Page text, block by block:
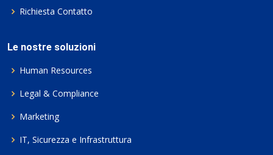
Richiesta Contatto
Le nostre soluzioni
Human Resources
Legal & Compliance
Marketing
IT, Sicurezza e Infrastruttura